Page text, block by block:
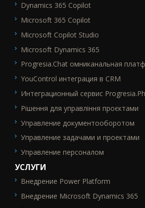
Dynamics 365 Copilot
Microsoft 365 Copilot
Microsoft Copilot Studio
Microsoft Dynamics 365
Progresia.Chat омниканальная
YouControl интеграция в CRM
Интеграционный сервис
Рішення для управління проєктами
Управление документооборотом
Управление задачами и проектами
Управление персоналом
УСЛУГИ
SEO_FTR2
Внедрение Power Platform
Внедрение Microsoft Dynamics 365